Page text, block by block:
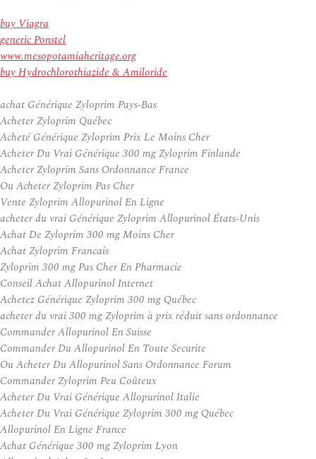
buy Viagra
generic Ponstel
www.mesopotamiaheritage.org
buy Hydrochlorothiazide & Amiloride
achat Générique Zyloprim Pays-Bas
Acheter Zyloprim Québec
Acheté Générique Zyloprim Prix Le Moins Cher
Acheter Du Vrai Générique 300 mg Zyloprim Finlande
Acheter Zyloprim Sans Ordonnance France
Ou Acheter Zyloprim Pas Cher
Vente Zyloprim Allopurinol En Ligne
acheter du vrai Générique Zyloprim Allopurinol États-Unis
Achat De Zyloprim 300 mg Moins Cher
Achat Zyloprim Francais
Zyloprim 300 mg Pas Cher En Pharmacie
Conseil Achat Allopurinol Internet
Achetez Générique Zyloprim 300 mg Québec
acheter du vrai 300 mg Zyloprim à prix réduit sans ordonnance
Commander Allopurinol En Suisse
Commander Du Allopurinol En Toute Securite
Ou Acheter Du Allopurinol Sans Ordonnance Forum
Commander Zyloprim Peu Coûteux
Acheter Du Vrai Générique Allopurinol Italie
Acheter Du Vrai Générique Zyloprim 300 mg Québec
Allopurinol En Ligne France
Achat Générique 300 mg Zyloprim Lyon